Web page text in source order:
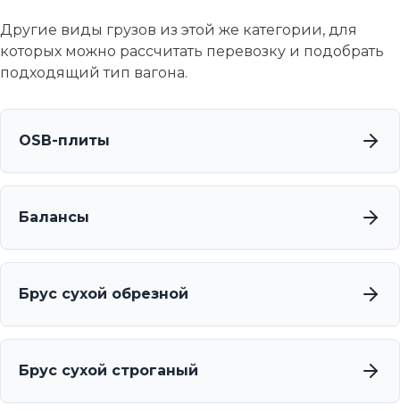
Другие виды грузов из этой же категории, для
которых можно рассчитать перевозку и подобрать
подходящий тип вагона.
OSB-плиты
Балансы
Брус сухой обрезной
Брус сухой строганый